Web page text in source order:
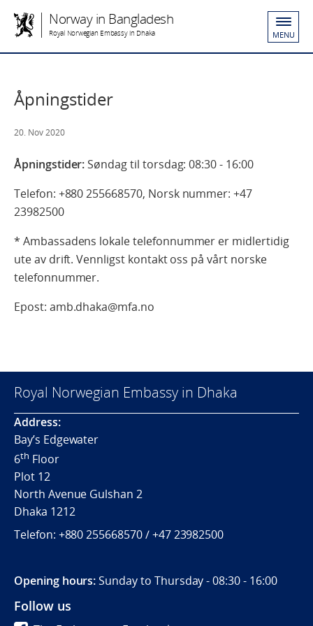
Norway in Bangladesh
Royal Norwegian Embassy in Dhaka MENU
Åpningstider
20. Nov 2020
Åpningstider: Søndag til torsdag: 08:30 - 16:00
Telefon: +880 255668570, Norsk nummer: +47
23982500
* Ambassadens lokale telefonnummer er midlertidig
ute av drift. Vennligst kontakt oss på vårt norske
telefonnummer.
Epost: amb.dhaka@mfa.no
Royal Norwegian Embassy in Dhaka
Address:
Bay’s Edgewater
6th Floor
Plot 12
North Avenue Gulshan 2
Dhaka 1212
Telefon: +880 255668570 / +47 23982500
Opening hours:Sunday to Thursday - 08:30 - 16:00
Follow us